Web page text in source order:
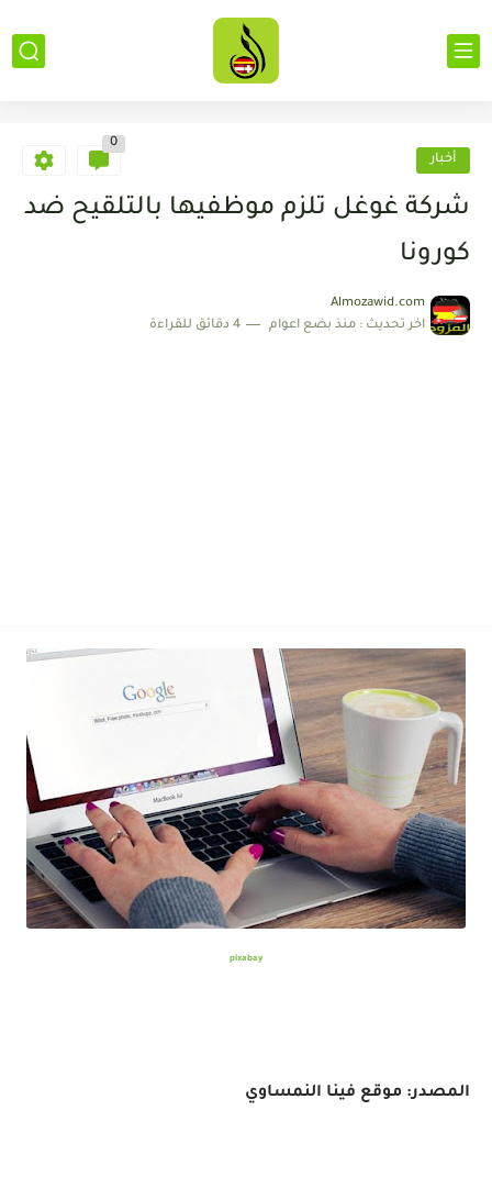
أخبار
0
شركة غوغل تلزم موظفيها بالتلقيح ضد
كورونا
Almozawid.com
اخر تحديث : منذ بضع اعوام 4 دقائق للقراءة
pixabay
المصدر: موقع فينا النمساوي